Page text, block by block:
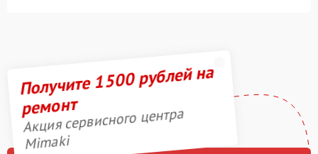
Получите 1500 рублей на
ремонт
Акция сервисного центра
Mimaki